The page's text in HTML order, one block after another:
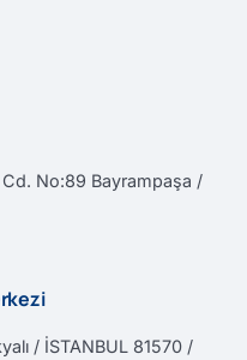
No:89 Bayrampaşa /
/ İSTANBUL 81570 /